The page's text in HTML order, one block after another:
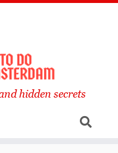
hidden secrets